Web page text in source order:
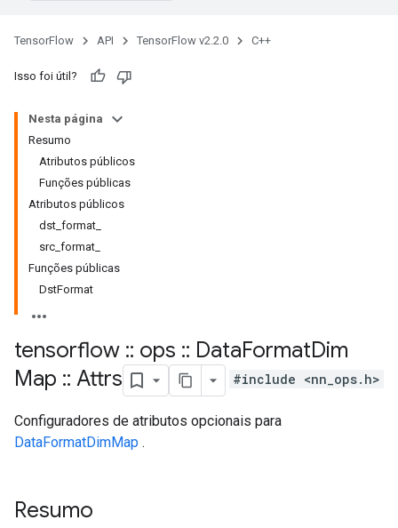
TensorFlow API TensorFlow v2.2.0 C++
Isso foi útil?
Nesta página
Resumo
Atributos públicos
Funções públicas
Atributos públicos
dst_format_
src_format_
Funções públicas
DstFormat
tensorflow :: ops :: DataFormatDim
Map :: Attrs #include <nn_ops.h>
Configuradores de atributos opcionais para
DataFormatDimMap .
Resumo